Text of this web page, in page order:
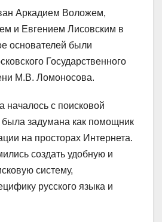
Аркадием Воложем,
и Евгением Лисовским в
основателей были
Государственного
М.В. Ломоносова.
началось с поисковой
была задумана как помощник
на просторах Интернета.
создать удобную и
систему,
русского языка и